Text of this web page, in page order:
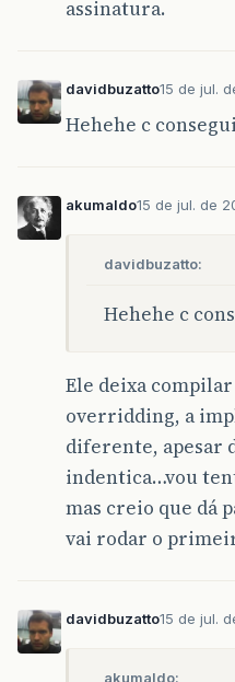
assinatura.
davidbuzatto15 de jul.
Hehehe c
akumaldo15 de jul. de
davidbuzatto:
Hehehe c
Ele deixa compilar
overridding, a
diferente, apesar
indentica…vou
mas creio que dá
vai rodar o
davidbuzatto15 de jul.
akumaldo: